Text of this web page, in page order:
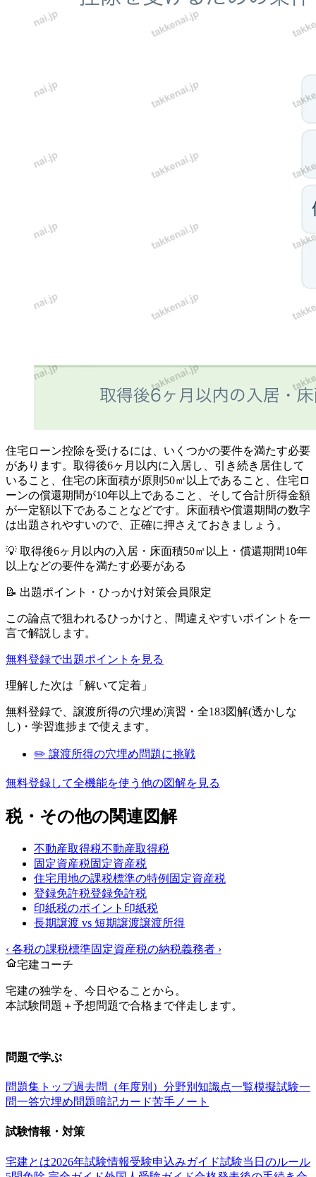
住宅ローン控除を受けるには、いくつかの要件を満たす必要
があります。取得後6ヶ月以内に入居し、引き続き居住して
いること、住宅の床面積が原則50㎡以上であること、住宅ロ
ーンの償還期間が10年以上であること、そして合計所得金額
が一定額以下であることなどです。床面積や償還期間の数字
は出題されやすいので、正確に押さえておきましょう。
💡 取得後6ヶ月以内の入居・床面積50㎡以上・償還期間10年
以上などの要件を満たす必要がある
📝 出題ポイント・ひっかけ対策会員限定
この論点で狙われるひっかけと、間違えやすいポイントを一
言で解説します。
無料登録で出題ポイントを見る
理解した次は「解いて定着」
無料登録で、 譲渡所得の穴埋め演習・全183図解(透かしな
し)・学習進捗まで使えます。
✏️ 譲渡所得の穴埋め問題に挑戦
無料登録して全機能を使う 他の図解を見る
税・その他の関連図解
不動産取得税不動産取得税
固定資産税固定資産税
住宅用地の課税標準の特例 固定資産税
登録免許税登録免許税
印紙税のポイント 印紙税
長期譲渡 vs 短期譲渡譲渡所得
‹ 各税の課税標準固定資産税の納税義務者 ›
宅建コーチ
宅建の独学を、今日やることから。
本試験問題＋予想問題で合格まで伴走します。
問題で学ぶ
問題集トップ過去問（年度別） 分野別 知識点一覧模擬試験一
問一答穴埋め問題暗記カード苦手ノート
試験情報・対策
宅建とは2026年試験情報受験申込みガイド試験当日のルール